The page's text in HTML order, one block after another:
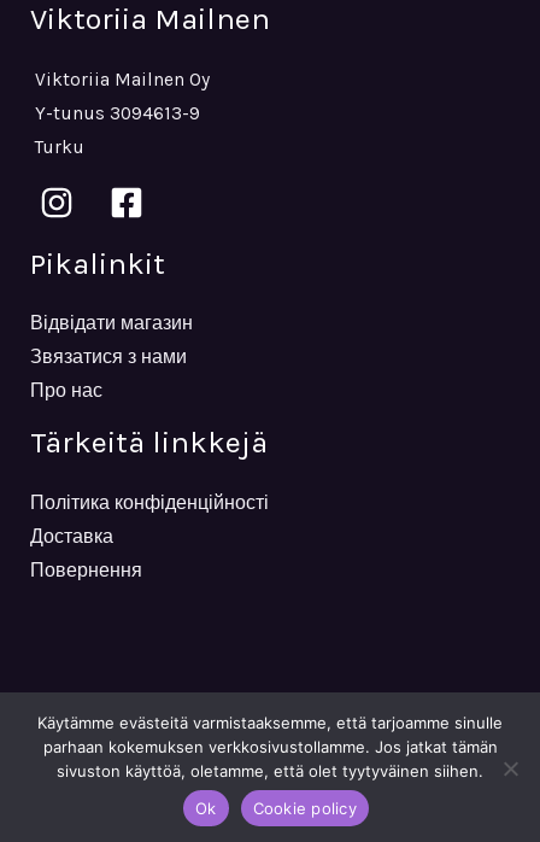
Viktoriia Mailnen
Viktoriia Mailnen Oy
Y-tunus 3094613-9
Turku
Pikalinkit
Відвідати магазин
Звязатися з нами
Про нас
Tärkeitä linkkejä
Політика конфіденційності
Доставка
Повернення
Powered By Viktoriia Mailnen
Käytämme evästeitä varmistaaksemme, että tarjoamme sinulle
parhaan kokemuksen verkkosivustollamme. Jos jatkat tämän
sivuston käyttöä, oletamme, että olet tyytyväinen siihen.
Ok
Cookie policy